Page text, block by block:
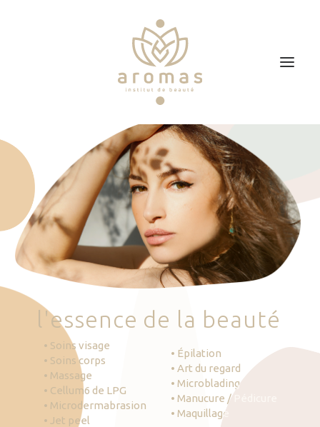
Soins
Je veux faire un bon cadeau
Plan d’accès
Prendre RDV
'essence de la beauté
• Soins visage
• Soins corps
• Massage
• Cellum6 de LPG
• Microdermabrasion
• Jet peel
• Épilation
• Art du regard
• Microblading
• Manucure / Pédicure
• Maquillage